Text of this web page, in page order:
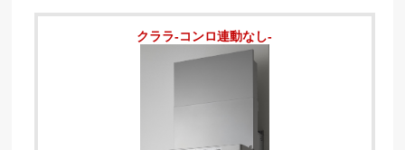
クララ-コンロ連動なし-